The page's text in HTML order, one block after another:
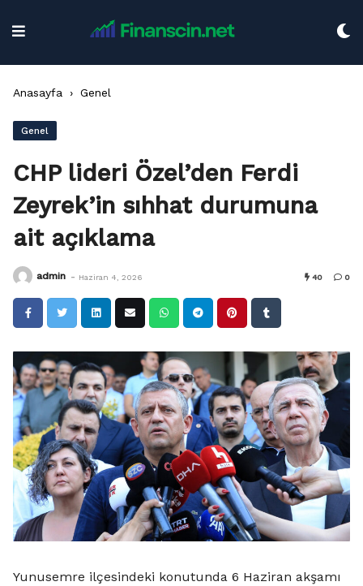
Anasayfa › Genel
Genel
CHP lideri Özel’den Ferdi
Zeyrek’in sıhhat durumuna
ait açıklama
admin - Haziran 4, 2026 40 0
Yunusemre ilçesindeki konutunda 6 Haziran akşamı